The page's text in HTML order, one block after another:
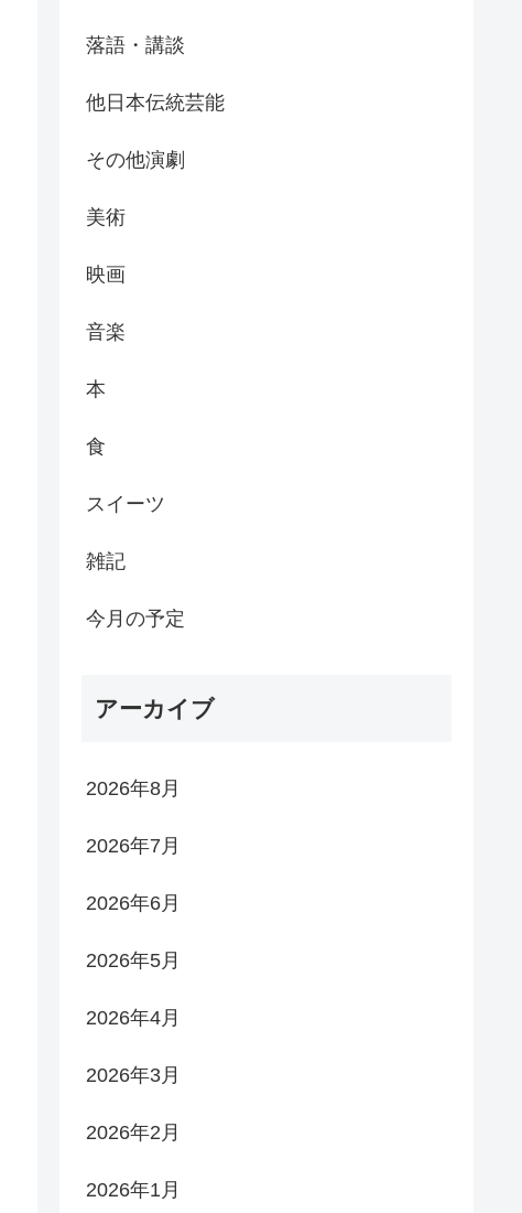
落語・講談
他日本伝統芸能
その他演劇
美術
映画
音楽
本
食
スイーツ
雑記
今月の予定
アーカイブ
2026年8月
2026年7月
2026年6月
2026年5月
2026年4月
2026年3月
2026年2月
2026年1月